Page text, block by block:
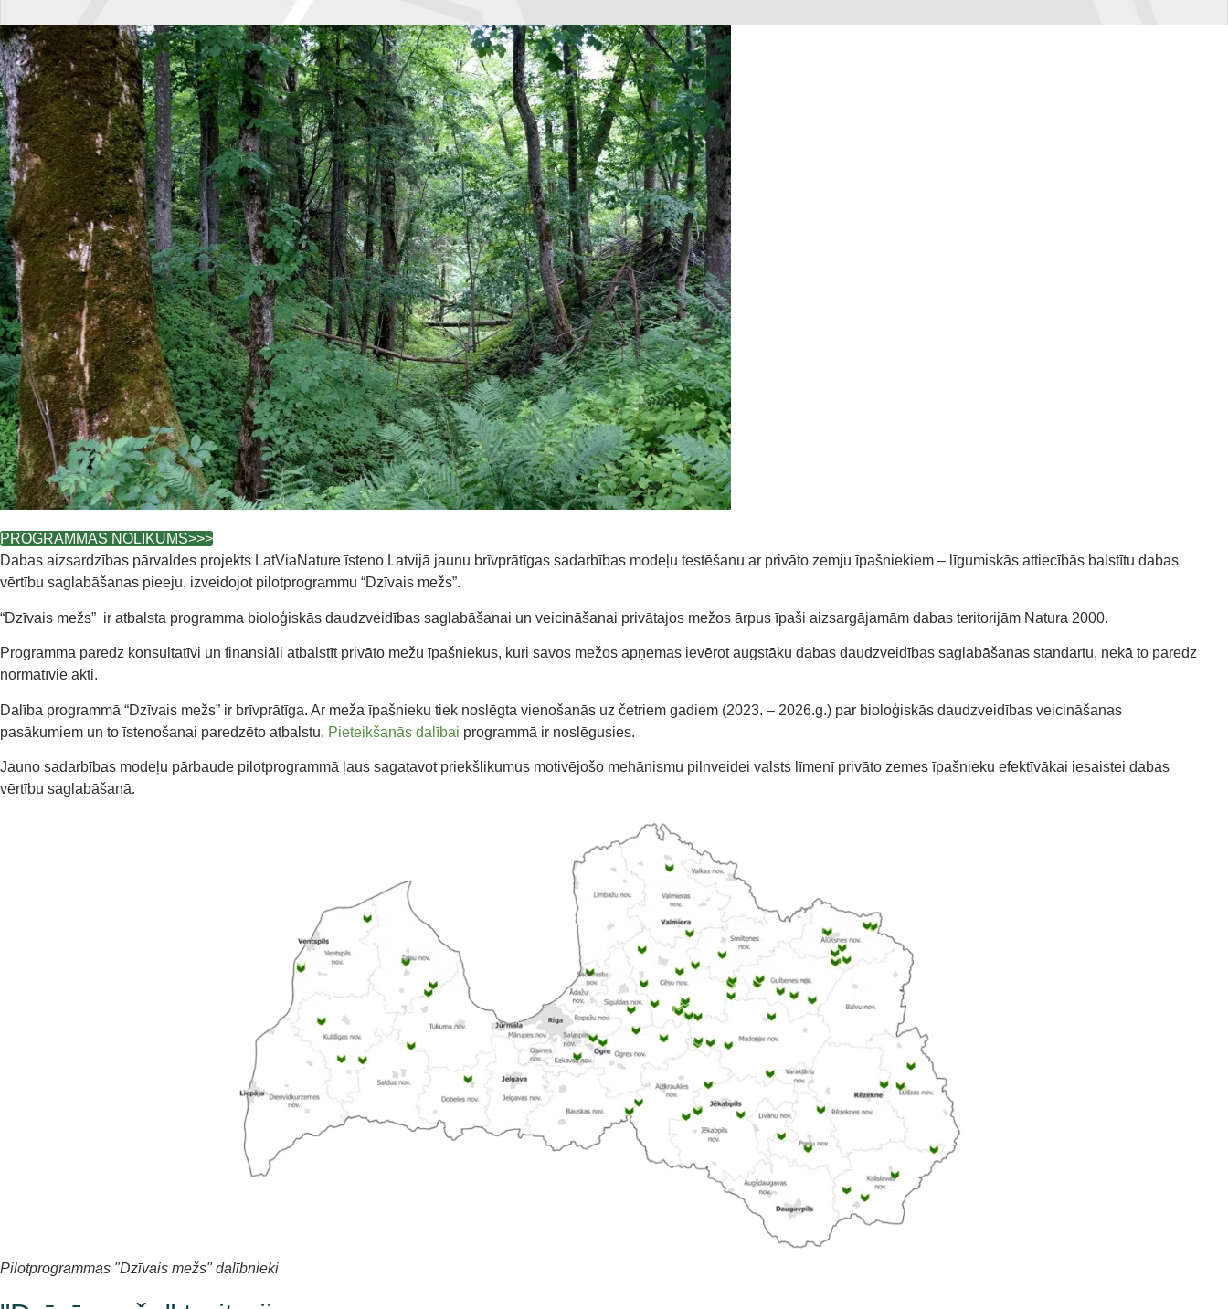
PROGRAMMAS NOLIKUMS>>>
Dabas aizsardzības pārvaldes projekts LatViaNature īsteno Latvijā jaunu brīvprātīgas sadarbības modeļu testēšanu ar privāto zemju īpašniekiem – līgumiskās attiecībās balstītu dabas
vērtību saglabāšanas pieeju, izveidojot pilotprogrammu “Dzīvais mežs”.
“Dzīvais mežs” ir atbalsta programma bioloģiskās daudzveidības saglabāšanai un veicināšanai privātajos mežos ārpus īpaši aizsargājamām dabas teritorijām Natura 2000.
Programma paredz konsultatīvi un finansiāli atbalstīt privāto mežu īpašniekus, kuri savos mežos apņemas ievērot augstāku dabas daudzveidības saglabāšanas standartu, nekā to paredz
normatīvie akti.
Dalība programmā “Dzīvais mežs” ir brīvprātīga. Ar meža īpašnieku tiek noslēgta vienošanās uz četriem gadiem (2023. – 2026.g.) par bioloģiskās daudzveidības veicināšanas
pasākumiem un to īstenošanai paredzēto atbalstu. Pieteikšanās dalībai programmā ir noslēgusies.
Jauno sadarbības modeļu pārbaude pilotprogrammā ļaus sagatavot priekšlikumus motivējošo mehānismu pilnveidei valsts līmenī privāto zemes īpašnieku efektīvākai iesaistei dabas
vērtību saglabāšanā.
Pilotprogrammas "Dzīvais mežs" dalībnieki